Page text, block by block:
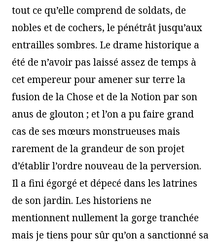
tout ce qu’elle comprend de soldats, de
nobles et de cochers, le pénétrât jusqu’aux
entrailles sombres. Le drame historique a
été de n’avoir pas laissé assez de temps à
cet empereur pour amener sur terre la
fusion de la Chose et de la Notion par son
anus de glouton ; et l’on a pu faire grand
cas de ses mœurs monstrueuses mais
rarement de la grandeur de son projet
d’établir l’ordre nouveau de la perversion.
Il a fini égorgé et dépecé dans les latrines
de son jardin. Les historiens ne
mentionnent nullement la gorge tranchée
mais je tiens pour sûr qu’on a sanctionné sa